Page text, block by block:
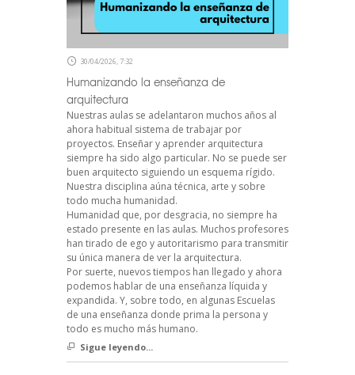
30/04/2026, 7:32
Humanizando la enseñanza de
arquitectura
Nuestras aulas se adelantaron muchos años al
ahora habitual sistema de trabajar por
proyectos. Enseñar y aprender arquitectura
siempre ha sido algo particular. No se puede ser
buen arquitecto siguiendo un esquema rígido.
Nuestra disciplina aúna técnica, arte y sobre
todo mucha humanidad.
Humanidad que, por desgracia, no siempre ha
estado presente en las aulas. Muchos profesores
han tirado de ego y autoritarismo para transmitir
su única manera de ver la arquitectura.
Por suerte, nuevos tiempos han llegado y ahora
podemos hablar de una enseñanza líquida y
expandida. Y, sobre todo, en algunas Escuelas
de una enseñanza donde prima la persona y
todo es mucho más humano.
Sigue leyendo...